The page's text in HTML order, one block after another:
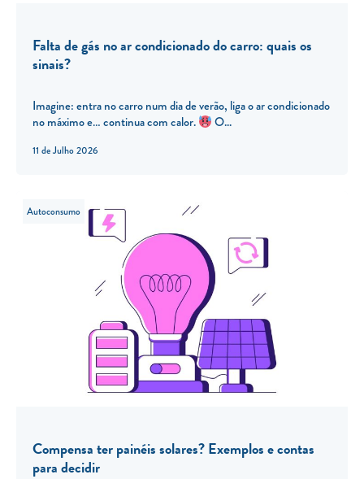
11 de Julho 2026
Falta de gás no ar condicionado do carro: quais os
sinais?
Imagine: entra no carro num dia de verão, liga o ar condicionado
no máximo e… continua com calor.
O...
Autoconsumo
Compensa ter painéis solares? Exemplos e contas
para decidir